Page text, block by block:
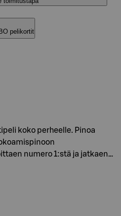
pelikortit
koko perheelle. Pinoa
numero 1:stä ja jatkaen…